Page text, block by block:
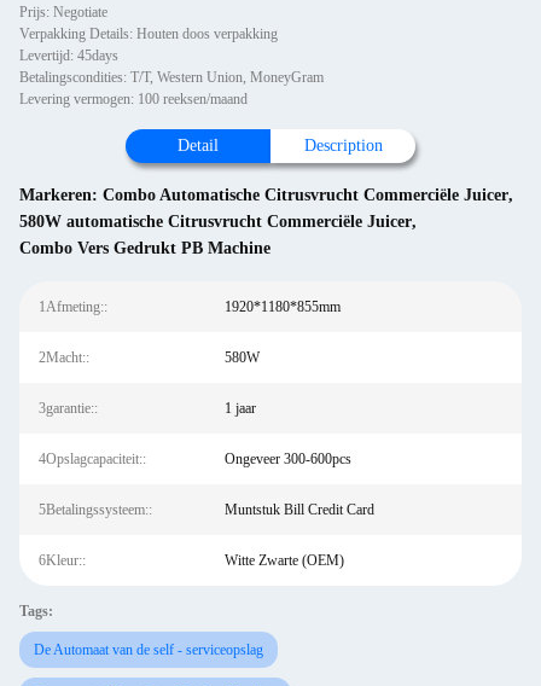
Prijs: Negotiate
Verpakking Details: Houten doos verpakking
Levertijd: 45days
Betalingscondities: T/T, Western Union, MoneyGram
Levering vermogen: 100 reeksen/maand
Detail Description
Markeren: Combo Automatische Citrusvrucht Commerciële Juicer,
580W automatische Citrusvrucht Commerciële Juicer,
Combo Vers Gedrukt PB Machine
1Afmeting:: 1920*1180*855mm
2Macht:: 580W
3garantie:: 1 jaar
4Opslagcapaciteit:: Ongeveer 300-600pcs
5Betalingssysteem:: Muntstuk Bill Credit Card
6Kleur:: Witte Zwarte (OEM)
Tags:
De Automaat van de self - serviceopslag